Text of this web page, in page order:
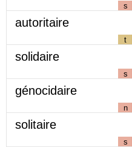
s
autoritaire
t
solidaire
s
génocidaire
n
solitaire
s